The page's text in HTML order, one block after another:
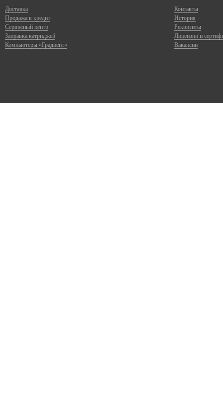
Доставка
Продажа в кредит
Сервисный центр
Заправка катриджей
Компьютеры «Градиент»
Контакты
История
Реквизиты
Лицензии и
Вакансии